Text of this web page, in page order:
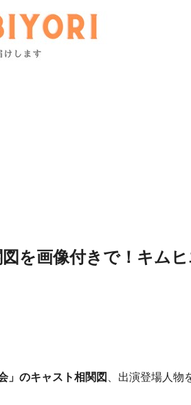
を画像付きで！キム
」のキャスト相関図 、出演登場人物